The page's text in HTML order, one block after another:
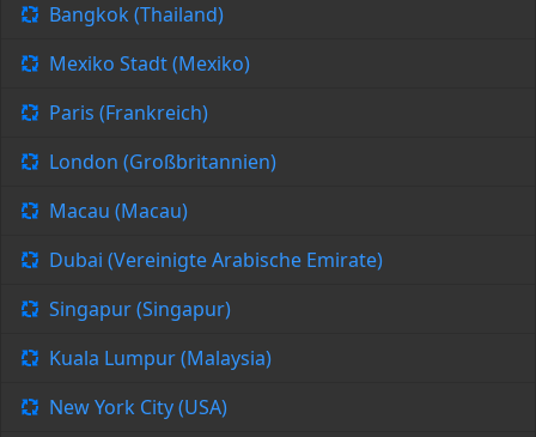
Bangkok (Thailand)
Mexiko Stadt (Mexiko)
Paris (Frankreich)
London (Großbritannien)
Macau (Macau)
Dubai (Vereinigte Arabische Emirate)
Singapur (Singapur)
Kuala Lumpur (Malaysia)
New York City (USA)